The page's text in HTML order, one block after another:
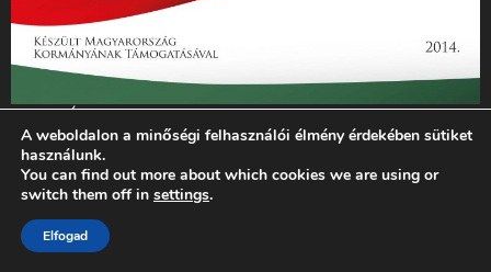
„Az Új Ember katolikus hetilap 2014. évi működésének
támogatását az EGYH-KCP-14-P-0121 sz. támogatási
szerződés keretében 3 000 000 Ft összegben támogatta az
Emberi Erőforrások Minisztériuma.”
© 2026 Magyar Kurír - Új Ember
A weboldalon a minőségi felhasználói élmény érdekében sütiket
használunk.
You can find out more about which cookies we are using or
switch them off in settings.
Elfogad